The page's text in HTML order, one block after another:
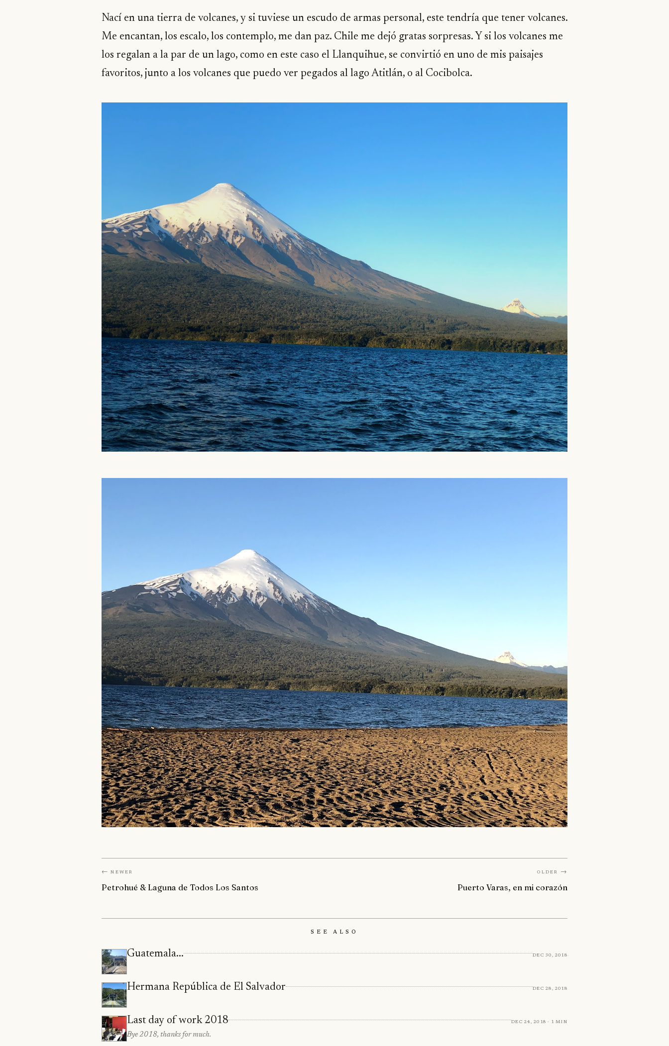
Nací en una tierra de volcanes, y si tuviese un escudo de armas personal, este tendría que tener volcanes.
Me encantan, los escalo, los contemplo, me dan paz. Chile me dejó gratas sorpresas. Y si los volcanes me
los regalan a la par de un lago, como en este caso el Llanquihue, se convirtió en uno de mis paisajes
favoritos, junto a los volcanes que puedo ver pegados al lago Atitlán, o al Cocibolca.
← Newer
Petrohué & Laguna de Todos Los Santos
Older →
Puerto Varas, en mi corazón
See Also
Guatemala... Dec 30, 2018
Hermana República de El Salvador Dec 28, 2018
Last day of work 2018 Dec 24, 2018 · 1 min
Bye 2018, thanks for much.